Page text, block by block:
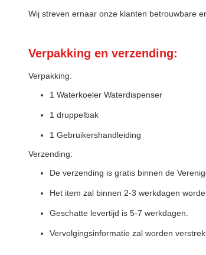
Wij streven ernaar onze klanten betrouwbare
Verpakking en verzending:
Verpakking:
1 Waterkoeler Waterdispenser
1 druppelbak
1 Gebruikershandleiding
Verzending:
De verzending is gratis binnen de
Het item zal binnen 2-3 werkdagen
Geschatte levertijd is 5-7 werkdagen.
Vervolgingsinformatie zal worden